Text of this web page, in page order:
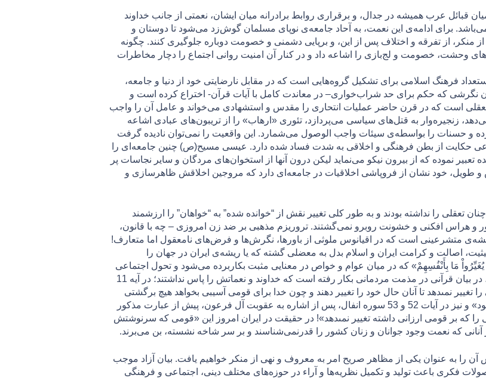
الفت میان قبائل عرب هميشه در جدال، و برقراری روابط برادرانه میان ایشان، نعمتی از جانب خداوند
برای ادامه‌ی این نعمت، به آحاد جامعه‌ی نوپای مسلمان گوش‌زد می‌شود تا دوستان و
منکر، از تفرقه و اختلاف پس از این، و برپایی دشمنی و خصومت دوباره جلوگیری کنند. چگونه
وحشت، خصومت و لج‌بازی را اشاعه داد و در کنار آن امنیت روانی اجتماع را دچار مخاطرات
فرهنگ اسلامی برای تشکیل گروه‌هایی است که در مقابل نارضایتی خود از دنیا و جامعه،
آن نگرشی که حکم برای حد شراب‌خواری– در معاندت کامل با آیات قرآن- اختراع کرده است و
تعقلی است که در قرن حاضر عمليات انتحاری را مقدس و استشهادی می‌خواند و عامل آن را واجب
زنجیره‌وار به قتل‌های سیاسی می‌پردازد، تئوری «ارهاب» را از تریبون‌های عبادی اشاعه
و حسنات را بواسطه‌ی سیئات واجب الوصول می‌شمارد. اين واقعيت را نمی‌توان ناديده گرفت
حكايت از بطن فرهنگی و اخلاقی به شدت فساد شده دارد. عيسی مسيح(ص) چنين جامعه‌ای را
نموده كه از بيرون نيكو می‌نمايد ليكن درون آنها از استخوان‌های مردگان و ساير نجاسات پر
فسادهای عريض و طويل، خود نشان از فروپاشی اخلاقيات در جامعه‌ای دارد كه مروجين اخلاقش ظاهرسازی و
تعقلی را نداشته بودند و به طور کلی تغییر نقش از “خوانده شده” به “خواهان” را ارزشمند
و هراس افکنی و خشونت روبرو نمی‌گشتند. تروریزم مذهبی بر ضد زن امروزی – چه با قانون،
متشرعینی است که در اقیانوس ملوثی از باورها، نگرش‌ها و فرض‌های نامعقول اما متعارف!
اصالت و کرامت ایران و اسلام بدل به معضلی گشته‌ که یا ریشه‌ی ایران در جهان را
مَا بِأَنْفُسِهِمْ» که در میان عوام و خواص در معنایی مثبت بکاربرده می‌شود و تحول اجتماعی
به سوی کمال و سعادت را بدین عبارت نسبت می‌دهند، در بیان قرآنی در مذمت مردمانی بکار رفته است که خداوند و نعماتش را پاس نداشتند؛ در آیه 11
نمى‏دهد تا آنان حال خود را تغيير دهند و چون خدا براى قومى آسيبى بخواهد هيچ برگشتى
براى آن نيست و غير از او حمايتگرى براى آنان نخواهد بود» و نیز در آیات 52 و 53 سوره انفال، پس از اشاره به عقوبت آل فرعون، پیش از عبارت مذکور
كه بر قومى ارزانى داشته تغيير نمى‏دهد»! در حقیقت در ایران امروز این «قومی که سرنوشتش
که نعمت وجود جوانان و زنان کشور را قدرنمی‌شناسند و بر سر شاخه نشسته، بن می‌برند.
آن را به عنوان یکی از مظاهر صریح امر به معروف و نهی از منکر خواهیم یافت. بيان آزاد موجب
فكری باعث توليد و تكميل نظريه‌ها و آراء در حوزه‌های مختلف دينی، اجتماعی و فرهنگی